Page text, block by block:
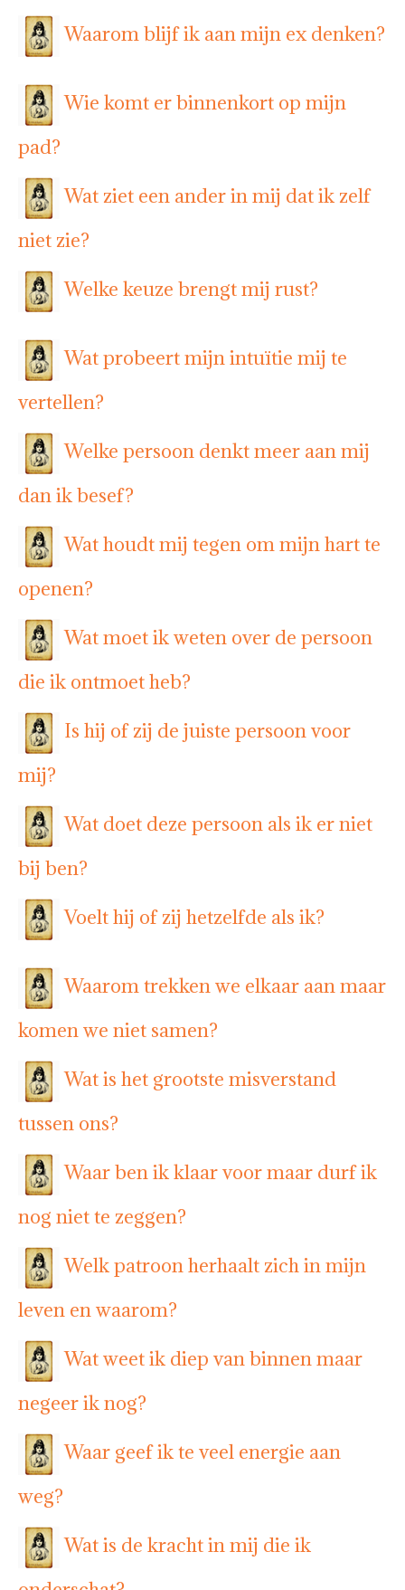
Waarom blijf ik aan mijn ex denken?
Wie komt er binnenkort op mijn
pad?
Wat ziet een ander in mij dat ik zelf
niet zie?
Welke keuze brengt mij rust?
Wat probeert mijn intuïtie mij te
vertellen?
Welke persoon denkt meer aan mij
dan ik besef?
Wat houdt mij tegen om mijn hart te
openen?
Wat moet ik weten over de persoon
die ik ontmoet heb?
Is hij of zij de juiste persoon voor
mij?
Wat doet deze persoon als ik er niet
bij ben?
Voelt hij of zij hetzelfde als ik?
Waarom trekken we elkaar aan maar
komen we niet samen?
Wat is het grootste misverstand
tussen ons?
Waar ben ik klaar voor maar durf ik
nog niet te zeggen?
Welk patroon herhaalt zich in mijn
leven en waarom?
Wat weet ik diep van binnen maar
negeer ik nog?
Waar geef ik te veel energie aan
weg?
Wat is de kracht in mij die ik